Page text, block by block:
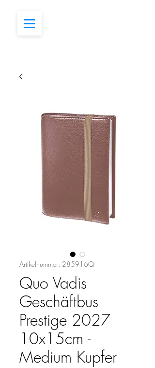
Artikelnummer: 285916Q
Quo Vadis
Geschäftbus
Prestige 2027
10x15cm -
Medium Kupfer